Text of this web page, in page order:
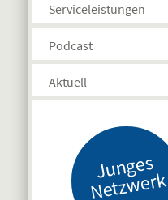
Serviceleistungen
Podcast
Aktuell
J
u
n
g
es
N
etz
w
er
k